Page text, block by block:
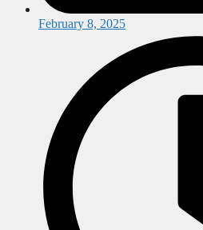
February 8, 2025